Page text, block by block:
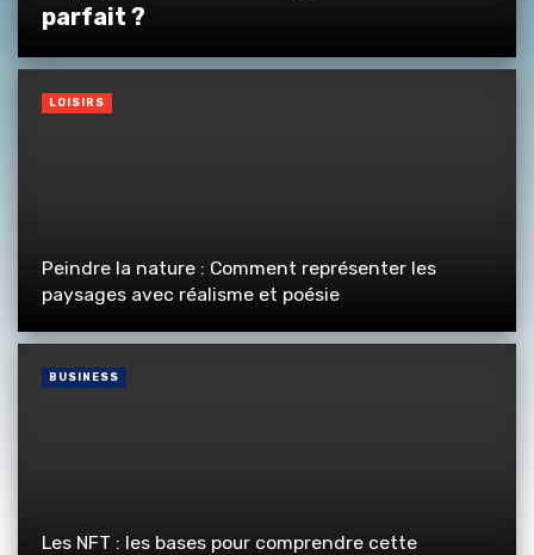
parfait ?
Peindre la nature : Comment représenter les
paysages avec réalisme et poésie
LOISIRS
Les NFT : les bases pour comprendre cette
BUSINESS